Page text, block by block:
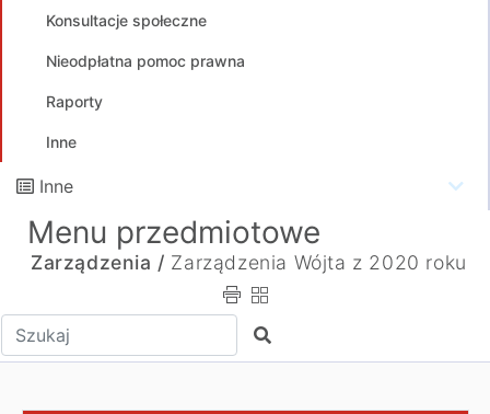
Konsultacje społeczne
Nieodpłatna pomoc prawna
Raporty
Inne
Inne
Menu przedmiotowe
Zarządzenia / Zarządzenia Wójta z 2020 roku
Wpisz tekst do wyszukania Szukaj